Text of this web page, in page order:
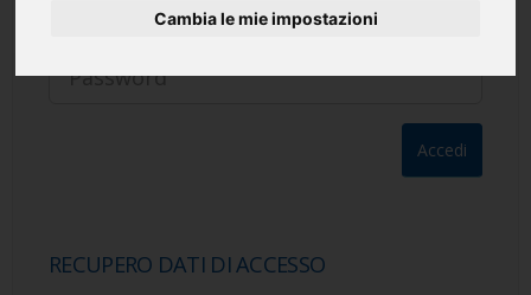
Cambia le mie impostazioni
(Hai perso la password?)
RECUPERO DATI DI ACCESSO